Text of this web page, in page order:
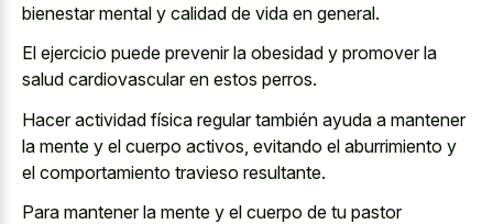
bienestar mental y calidad de vida en general.
El ejercicio puede prevenir la obesidad y promover la
salud cardiovascular en estos perros.
Hacer actividad física regular también ayuda a mantener
la mente y el cuerpo activos, evitando el aburrimiento y
el comportamiento travieso resultante.
Para mantener la mente y el cuerpo de tu pastor